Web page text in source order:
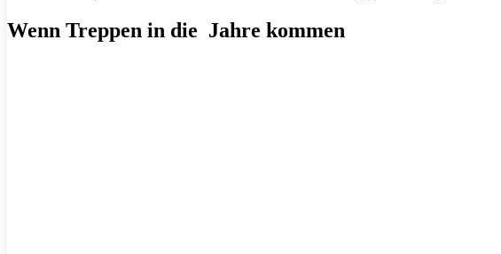
Wenn Treppen in die Jahre kommen